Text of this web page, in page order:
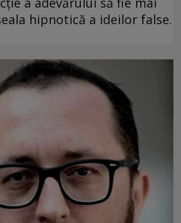
hipnotică a ideilor false.